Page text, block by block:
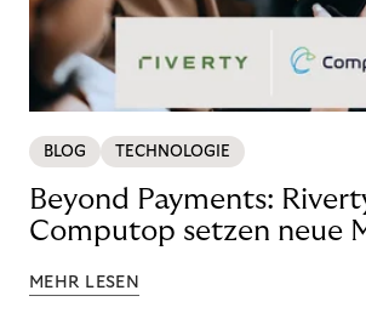
BLOG TECHNOLOGIE
Beyond Payments:
Computop setzen neue
MEHR LESEN